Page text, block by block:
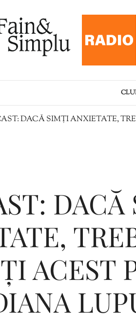
DACĂ SIMȚI ANXIETATE,
ACEST